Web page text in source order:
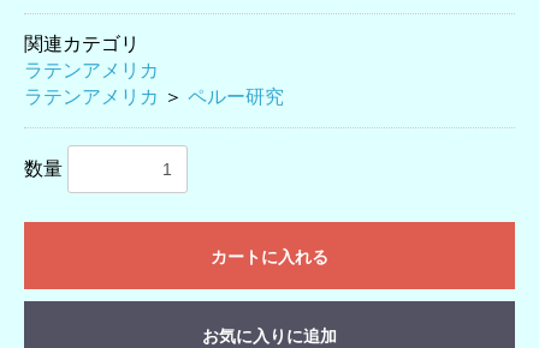
関連カテゴリ
ラテンアメリカ
ラテンアメリカ ＞ ペルー研究
数量
カートに入れる
お気に入りに追加